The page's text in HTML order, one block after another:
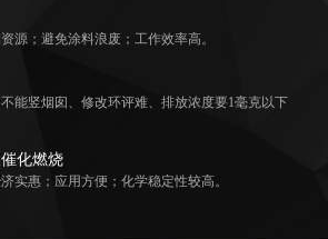
源；避免涂料浪废；工作效率高。
能竖烟囱、修改环评难、排放浓度要1毫克以下
化燃烧
实惠；应用方便；化学稳定性较高。